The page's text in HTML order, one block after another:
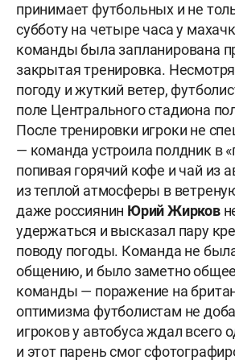
принимает футбольных и не
субботу на четыре часа у
команды была запланирована
закрытая тренировка.
погоду и жуткий ветер,
поле Центрального стадиона
После тренировки игроки не
— команда устроила полдник в
попивая горячий кофе и чай из
из теплой атмосферы в
даже россиянин Юрий Жирков
удержаться и высказал пару
поводу погоды. Команда не
общению, и было заметно
команды — поражение на
оптимизма футболистам не
игроков у автобуса ждал всего
и этот парень смог